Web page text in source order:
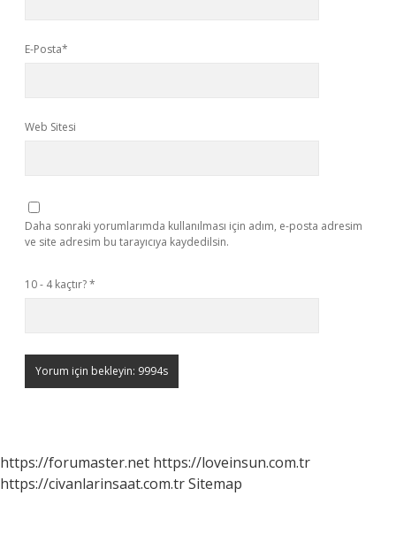
E-Posta*
Web Sitesi
Daha sonraki yorumlarımda kullanılması için adım, e-posta adresim
ve site adresim bu tarayıcıya kaydedilsin.
10 - 4 kaçtır?*
https://forumaster.net https://loveinsun.com.tr
https://civanlarinsaat.com.trSitemap